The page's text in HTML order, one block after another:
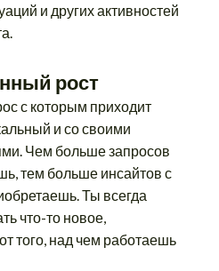
и других активностей
рост
с которым приходит
и со своими
Чем больше запросов
тем больше инсайтов с
Ты всегда
что-то новое,
того, над чем работаешь